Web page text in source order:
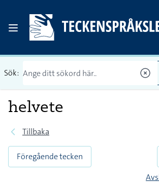
Sök:
helvete
Tillbaka
Föregående tecken